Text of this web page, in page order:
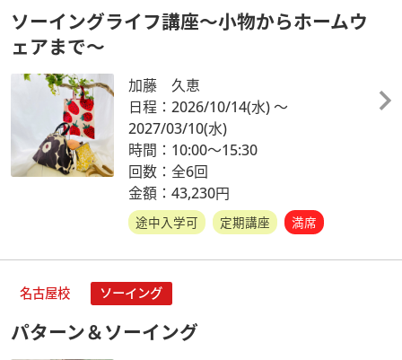
ソーイングライフ講座～小物からホームウ
ェアまで～
加藤 久恵
日程：2026/10/14(水)～
2027/03/10(水)
時間：10:00～15:30
回数：全6回
金額：43,230円
途中入学可 定期講座 満席
名古屋校 ソーイング
パターン＆ソーイング